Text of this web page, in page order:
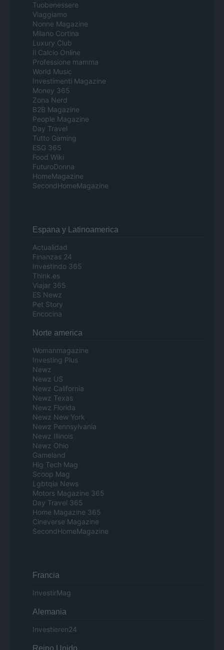
Tuobenessere
Viaggiamo
Nonne Magazine
Milano Cortina
Luxury Club
Il Calcio Online
Professione mamma
World Music
Investimenti Magazine
Money 365
Zona Nerd
B2B Magazine
People Magazine
Day Travel
Tutto Gaming
ESG 365
Food Wiki
FuturoDonna
HomeMagazine
SecondHomeMagazine
Espana y Latinoamerica
Actualidad
Finanzas 24
Investindo 365
Think.es
Viajar 365
ES Newz
Pet Story
Encocina
Norte america
Womanmagazine
Investing Plus
Newz
Newz US
Newz California
Newz Texas
Newz Florida
Newz New York
Newz Pennsylvania
Newz Illinois
Newz Ohio
Gameland
Hig Tech Mag
Scoop Mag
Lgbtqia News
Motors Magazine 365
Day Travel 365
Home Magazine 365
Cineverse Magazine
SecondHomeMagazine
Francia
InvestirMag
Alemania
Investieren24
Reino Unido